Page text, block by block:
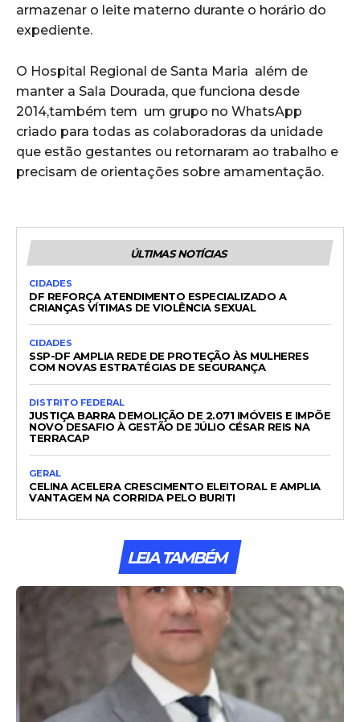
armazenar o leite materno durante o horário do
expediente.
O Hospital Regional de Santa Maria além de
manter a Sala Dourada, que funciona desde
2014,também tem um grupo no WhatsApp
criado para todas as colaboradoras da unidade
que estão gestantes ou retornaram ao trabalho e
precisam de orientações sobre amamentação.
ÚLTIMAS NOTÍCIAS
CIDADES
DF REFORÇA ATENDIMENTO ESPECIALIZADO A
CRIANÇAS VÍTIMAS DE VIOLÊNCIA SEXUAL
CIDADES
SSP-DF AMPLIA REDE DE PROTEÇÃO ÀS MULHERES
COM NOVAS ESTRATÉGIAS DE SEGURANÇA
DISTRITO FEDERAL
JUSTIÇA BARRA DEMOLIÇÃO DE 2.071 IMÓVEIS E IMPÕE
NOVO DESAFIO À GESTÃO DE JÚLIO CÉSAR REIS NA
TERRACAP
GERAL
CELINA ACELERA CRESCIMENTO ELEITORAL E AMPLIA
VANTAGEM NA CORRIDA PELO BURITI
LEIA TAMBÉM